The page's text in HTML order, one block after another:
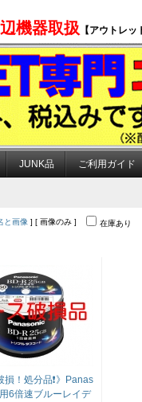
機器取扱 【アウトレ
JUNK品 ご利用ガイド
と画像 ] [ 画像のみ ] 在庫あり
損！処分品❗》Panas
6倍速ブルーレイデ